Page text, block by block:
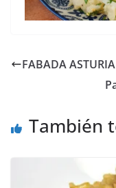
FABADA
También